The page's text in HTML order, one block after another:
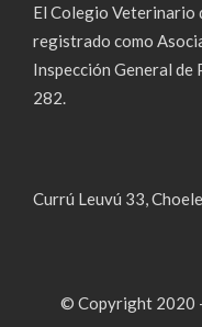
El Colegio Veterinario
registrado como
Inspección General de
282.
Currú Leuvú 33,
© Copyright 2020